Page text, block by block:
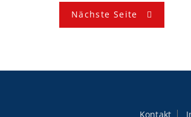
Nächste Seite
Kontakt